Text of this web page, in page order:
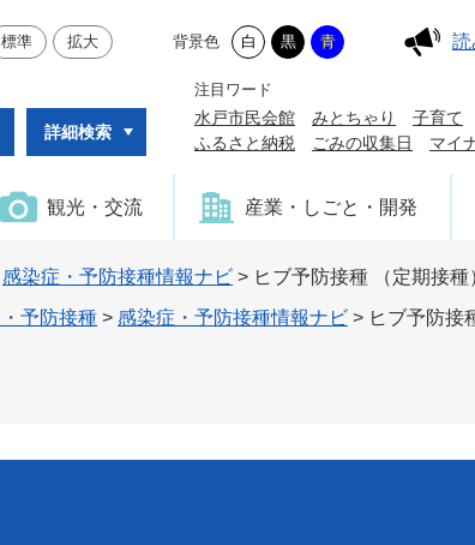
標準 拡大 背景色 白 黒 青 読
詳細検索
注目ワード
水戸市民会館 みとちゃり
子育て
ふるさと納税
ごみの収集日 マイ
観光・交流 産業・しごと・開発
感染症・予防接種情報ナビ > ヒブ予防接種 （定期接種
予防接種 > 感染症・予防接種情報ナビ > ヒブ予防接